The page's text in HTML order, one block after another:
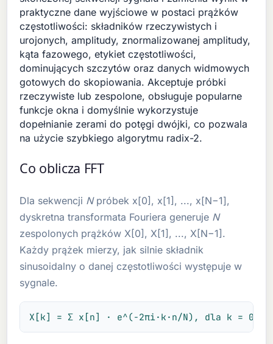
praktyczne dane wyjściowe w postaci prążków
częstotliwości: składników rzeczywistych i
urojonych, amplitudy, znormalizowanej amplitudy,
kąta fazowego, etykiet częstotliwości,
dominujących szczytów oraz danych widmowych
gotowych do skopiowania. Akceptuje próbki
rzeczywiste lub zespolone, obsługuje popularne
funkcje okna i domyślnie wykorzystuje
dopełnianie zerami do potęgi dwójki, co pozwala
na użycie szybkiego algorytmu radix-2.
Co oblicza FFT
Dla sekwencji Npróbek x[0], x[1], ..., x[N−1],
dyskretna transformata Fouriera generuje N
zespolonych prążków X[0], X[1], ..., X[N−1].
Każdy prążek mierzy, jak silnie składnik
sinusoidalny o danej częstotliwości występuje w
sygnale.
X[k] = Σ x[n] · e^(−2πi·k·n/N), dla k = 0,